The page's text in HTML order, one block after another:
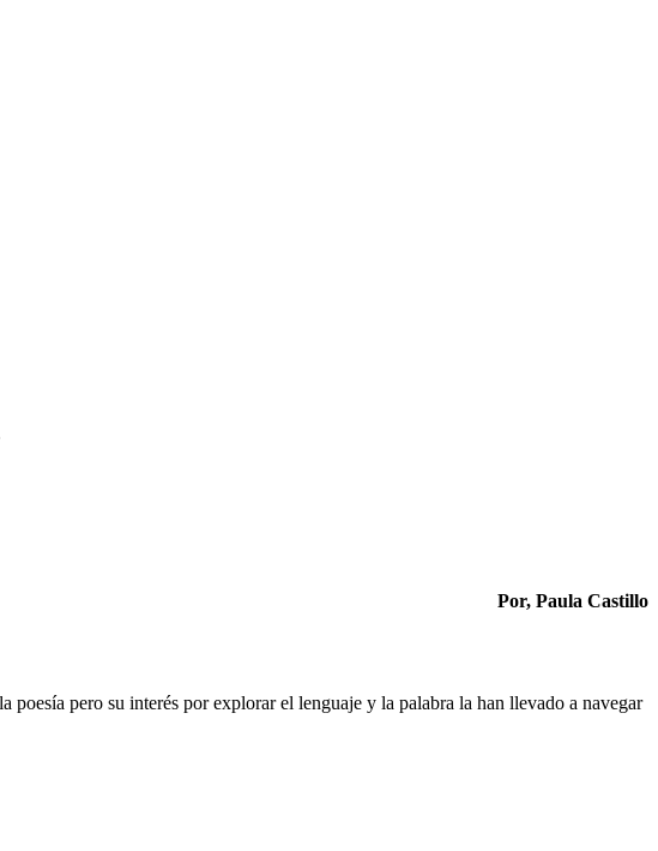
Por, Paula Castillo
pero su interés por explorar el lenguaje y la palabra la han llevado a navegar